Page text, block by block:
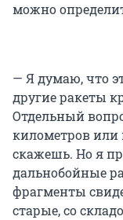
можно
— Я думаю, что
другие ракеты
Отдельный
километров или
скажешь. Но я
дальнобойные
фрагменты
старые, со